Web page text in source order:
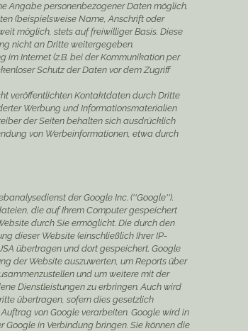
Angabe personenbezogener Daten möglich.
(beispielsweise Name, Anschrift oder
möglich, stets auf freiwilliger Basis. Diese
nicht an Dritte weitergegeben.
Internet (z.B. bei der Kommunikation per
Schutz der Daten vor dem Zugriff
veröffentlichten Kontaktdaten durch Dritte
Werbung und Informationsmaterialien
der Seiten behalten sich ausdrücklich
von Werbeinformationen, etwa durch
der Google Inc. (''Google'').
die auf Ihrem Computer gespeichert
durch Sie ermöglicht. Die durch den
dieser Website (einschließlich Ihrer IP-
übertragen und dort gespeichert. Google
der Website auszuwerten, um Reports über
und um weitere mit der
Dienstleistungen zu erbringen. Auch wird
übertragen, sofern dies gesetzlich
von Google verarbeiten. Google wird in
Google in Verbindung bringen. Sie können die